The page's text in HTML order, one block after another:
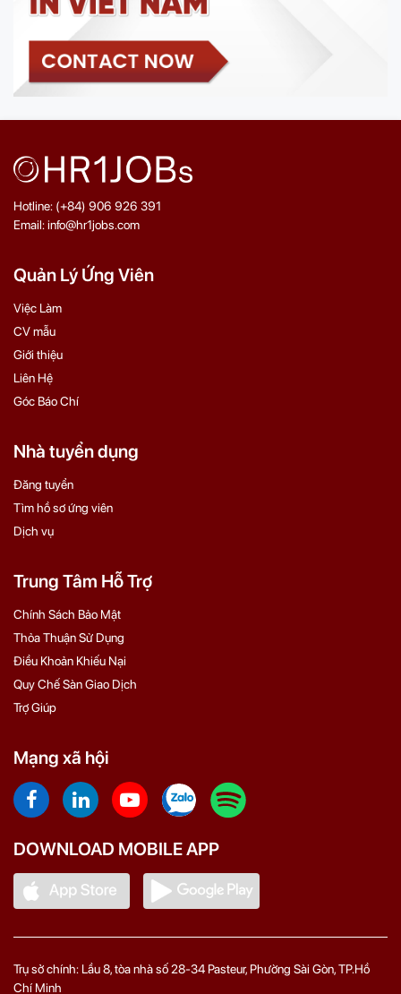
Hotline: (+84) 906 926 391
Email: info@hr1jobs.com
Quản Lý Ứng Viên
Việc Làm
CV mẫu
Giới thiệu
Liên Hệ
Góc Báo Chí
Nhà tuyển dụng
Đăng tuyển
Tìm hồ sơ ứng viên
Dịch vụ
Trung Tâm Hỗ Trợ
Chính Sách Bảo Mật
Thỏa Thuận Sử Dụng
Điều Khoản Khiếu Nại
Quy Chế Sàn Giao Dịch
Trợ Giúp
Mạng xã hội
DOWNLOAD MOBILE APP
Trụ sở chính: Lầu 8, tòa nhà số 28-34 Pasteur, Phường Sài Gòn, TP.Hồ
Chí Minh